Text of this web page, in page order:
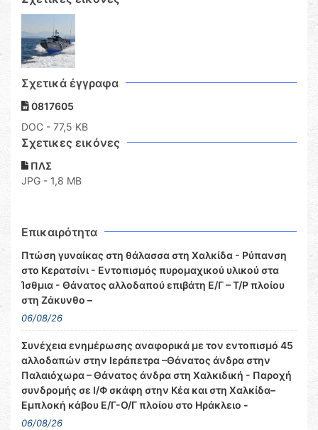
Σχετικά έγγραφα
0817605
DOC - 77,5 KB
Σχετικες εικόνες
ΠΛΣ
JPG - 1,8 MB
Επικαιρότητα
Πτώση γυναίκας στη θάλασσα στη Χαλκίδα - Ρύπανση
στο Κερατσίνι - Εντοπισμός πυρομαχικού υλικού στα
Ίσθμια - Θάνατος αλλοδαπού επιβάτη Ε/Γ – Τ/Ρ πλοίου
στη Ζάκυνθο –
06/08/26
Συνέχεια ενημέρωσης αναφορικά με τον εντοπισμό 45
αλλοδαπών στην Ιεράπετρα –Θάνατος άνδρα στην
Παλαιόχωρα – Θάνατος άνδρα στη Χαλκιδική - Παροχή
συνδρομής σε Ι/Φ σκάφη στην Κέα και στη Χαλκίδα–
Εμπλοκή κάβου Ε/Γ-Ο/Γ πλοίου στο Ηράκλειο -
06/08/26